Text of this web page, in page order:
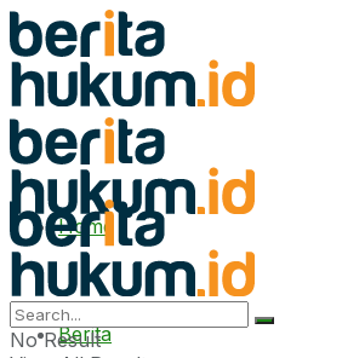
Home
Berita
Home
No Result